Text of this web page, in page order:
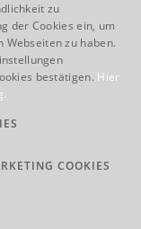
/ Anfahrt
ENGLISH
ENGLISH
FRENCH
zu
der Cookies ein, um
zu haben.
bestätigen. Hier
COOKIES